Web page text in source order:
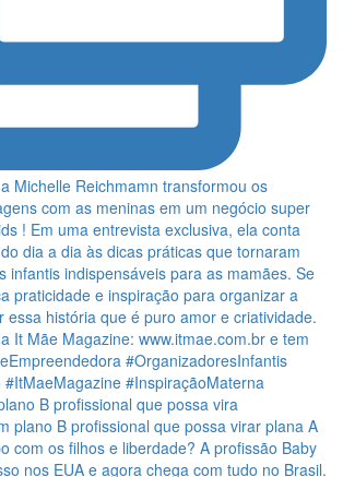
B profissional que possa vira